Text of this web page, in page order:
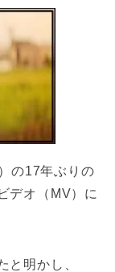
の17年ぶりの
デオ（MV）に
と明かし、